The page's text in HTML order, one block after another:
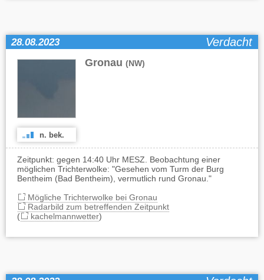
28.08.2023 Verdacht
Gronau (NW)
n. bek.
Zeitpunkt: gegen 14:40 Uhr MESZ. Beobachtung einer
möglichen Trichterwolke: "Gesehen vom Turm der Burg
Bentheim (Bad Bentheim), vermutlich rund Gronau."
Mögliche Trichterwolke bei Gronau
Radarbild zum betreffenden Zeitpunkt
(
kachelmannwetter)